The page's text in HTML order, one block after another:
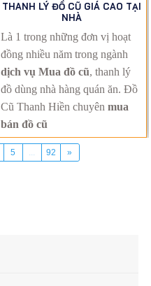
THANH LÝ ĐỒ CŨ GIÁ CAO TẠI
NHÀ
Là 1 trong những đơn vị hoạt
đồng nhiều năm trong ngành
dịch vụ Mua đồ cũ, thanh lý
đồ dùng nhà hàng quán ăn. Đồ
Cũ Thanh Hiền chuyên mua
bán đồ cũ
5 92 »